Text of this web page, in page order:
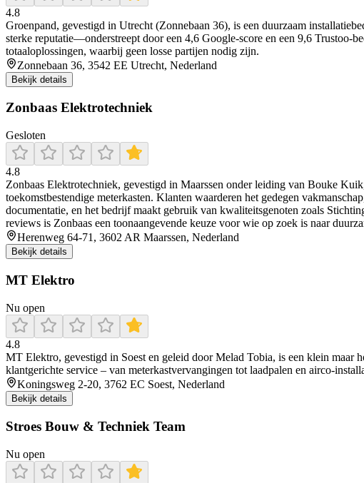
4.8
Groenpand, gevestigd in Utrecht (Zonnebaan 36), is een duurzaam
sterke reputatie—onderstreept door een 4,6 Google-score en een 9,6
totaaloplossingen, waarbij geen losse partijen nodig zijn.
Zonnebaan 36, 3542 EE Utrecht, Nederland
Bekijk details
Zonbaas Elektrotechniek
Gesloten
4.8
Zonbaas Elektrotechniek, gevestigd in Maarssen onder leiding van Bouke
toekomstbestendige meterkasten. Klanten waarderen het gedegen
documentatie, en het bedrijf maakt gebruik van kwaliteitsgenoten zoals
reviews is Zonbaas een toonaangevende keuze voor wie op zoek is naar
Herenweg 64-71, 3602 AR Maarssen, Nederland
Bekijk details
MT Elektro
Nu open
4.8
MT Elektro, gevestigd in Soest en geleid door Melad Tobia, is een klein maar
klantgerichte service – van meterkastvervangingen tot laadpalen en airco-
Koningsweg 2-20, 3762 EC Soest, Nederland
Bekijk details
Stroes Bouw & Techniek Team
Nu open